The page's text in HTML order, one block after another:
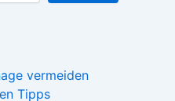
vermeiden
Tipps